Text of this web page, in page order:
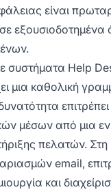
είναι
εξουσιοδοτημένα
συστήματα Help
μια καθολική
μέσων από μια
πελατών.
email,
και